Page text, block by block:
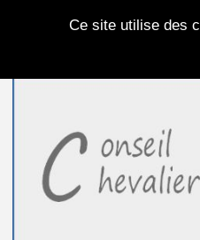
Ce site utilise des